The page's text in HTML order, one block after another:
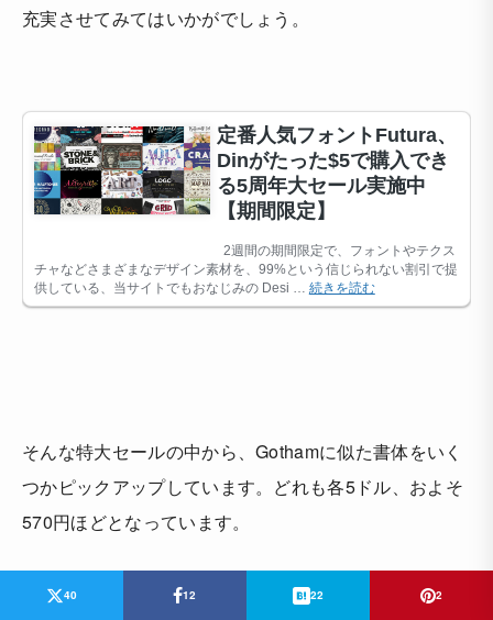
充実させてみてはいかがでしょう。
そんな特大セールの中から、Gothamに似た書体をいく
つかピックアップしています。どれも各5ドル、およそ
570円ほどとなっています。
40 12 22 2